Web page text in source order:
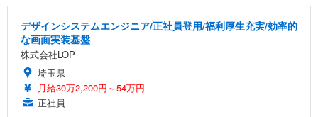
デザインシステムエンジニア/正社員登用/福利厚生充実/効率的
な画面実装基盤
株式会社LOP
埼玉県
月給30万2,200円～54万円
正社員